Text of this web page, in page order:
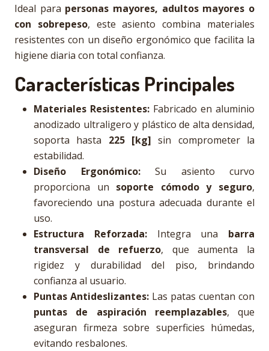
Ideal para personas mayores, adultos mayores o
con sobrepeso, este asiento combina materiales
resistentes con un diseño ergonómico que facilita la
higiene diaria con total confianza.
Características Principales
Materiales Resistentes: Fabricado en aluminio
anodizado ultraligero y plástico de alta densidad,
soporta hasta 225 [kg] sin comprometer la
estabilidad.
Diseño Ergonómico:Su asiento curvo
proporciona un soporte cómodo y seguro,
favoreciendo una postura adecuada durante el
uso.
Estructura Reforzada:Integra una barra
transversal de refuerzo, que aumenta la
rigidez y durabilidad del piso, brindando
confianza al usuario.
Puntas Antideslizantes: Las patas cuentan con
puntas de aspiración reemplazables, que
aseguran firmeza sobre superficies húmedas,
evitando resbalones.